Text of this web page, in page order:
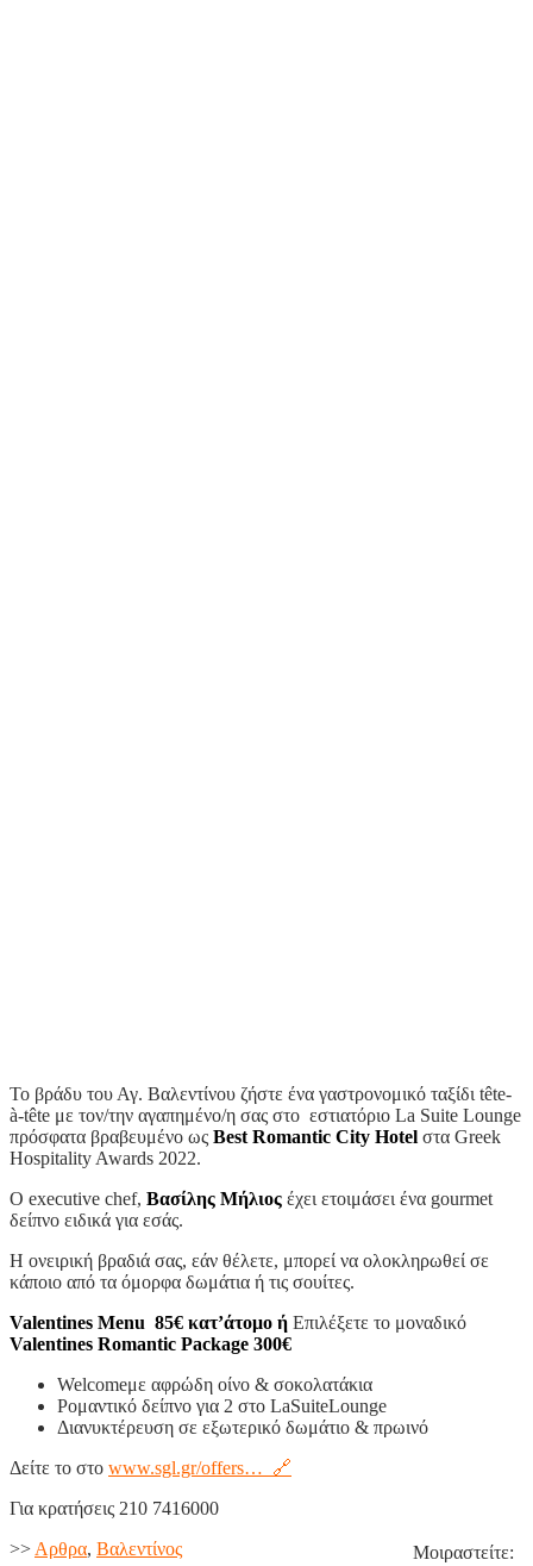
Το βράδυ του Αγ. Βαλεντίνου ζήστε ένα γαστρονομικό ταξίδι tête-
à-tête με τον/την αγαπημένο/η σας στο εστιατόριο La Suite Lounge
πρόσφατα βραβευμένο ως Best Romantic City Hotel στα Greek
Hospitality Awards 2022.
O executive chef, Βασίλης Μήλιος έχει ετοιμάσει ένα gourmet
δείπνο ειδικά για εσάς.
Η ονειρική βραδιά σας, εάν θέλετε, μπορεί να ολοκληρωθεί σε
κάποιο από τα όμορφα δωμάτια ή τις σουίτες.
Valentines Menu 85€ κατ’άτομο ή Επιλέξετε το μοναδικό
Valentines Romantic Package 300€
Welcomeμε αφρώδη οίνο & σοκολατάκια
Ρομαντικό δείπνο για 2 στο LaSuiteLounge
Διανυκτέρευση σε εξωτερικό δωμάτιο & πρωινό
Δείτε το στο www.sgl.gr/offers… 🔗
Για κρατήσεις 210 7416000
Μοιραστείτε:
>> Aρθρα, Βαλεντίνος